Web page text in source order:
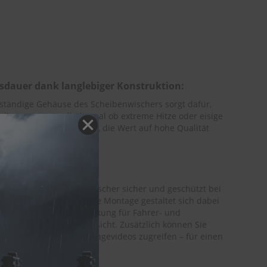
dank langlebiger Konstruktion:
Gehäuse des Scheibenwischers sorgt dafür,
standhält, egal ob extreme Hitze oder eisige
Autofahrer, die Wert auf hohe Qualität
wird der Scheibenwischer sicher und geschützt bei
einsatzbereit ist. Die Montage gestaltet sich dabei
auf der Verpackung für Fahrer- und
an für eine klare Übersicht. Zusätzlich können Sie
auf praktische Montagevideos zugreifen – für einen